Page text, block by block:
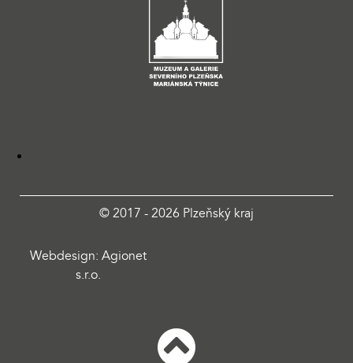
© 2017 - 2026 Plzeňský kraj
Webdesign: Agionet
s.r.o.